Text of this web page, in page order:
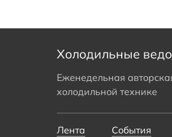
Холодильные
Еженедельная
холодильной технике
Лента События